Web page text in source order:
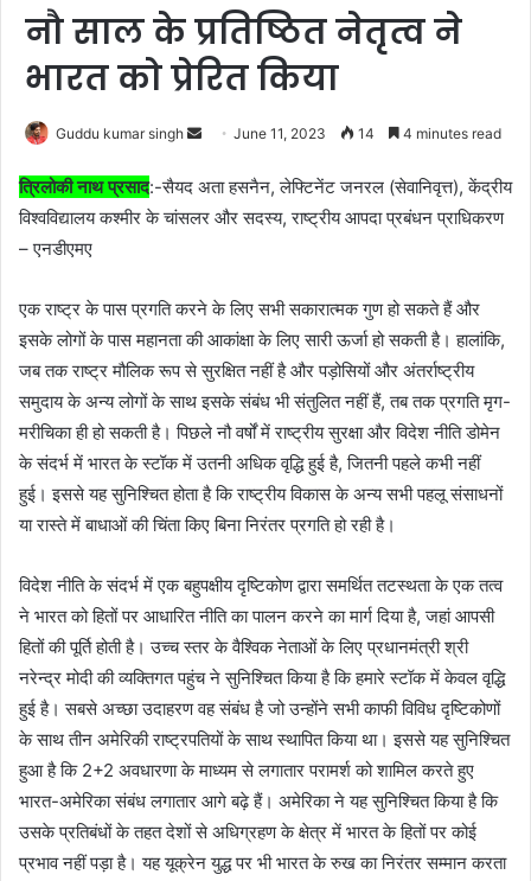
नौ साल के प्रतिष्ठित नेतृत्व ने
भारत को प्रेरित किया
Guddu kumar singh
Send
email
June 11, 2023 14 4 minutes read
त्रिलोकी नाथ प्रसाद:-सैयद अता हसनैन, लेफ्टिनेंट जनरल (सेवानिवृत्त), केंद्रीय
विश्वविद्यालय कश्मीर के चांसलर और सदस्य, राष्ट्रीय आपदा प्रबंधन प्राधिकरण
– एनडीएमए
एक राष्ट्र के पास प्रगति करने के लिए सभी सकारात्मक गुण हो सकते हैं और
इसके लोगों के पास महानता की आकांक्षा के लिए सारी ऊर्जा हो सकती है। हालांकि,
जब तक राष्ट्र मौलिक रूप से सुरक्षित नहीं है और पड़ोसियों और अंतर्राष्ट्रीय
समुदाय के अन्य लोगों के साथ इसके संबंध भी संतुलित नहीं हैं, तब तक प्रगति मृग-
मरीचिका ही हो सकती है। पिछले नौ वर्षों में राष्ट्रीय सुरक्षा और विदेश नीति डोमेन
के संदर्भ में भारत के स्टॉक में उतनी अधिक वृद्धि हुई है, जितनी पहले कभी नहीं
हुई। इससे यह सुनिश्चित होता है कि राष्ट्रीय विकास के अन्य सभी पहलू संसाधनों
या रास्ते में बाधाओं की चिंता किए बिना निरंतर प्रगति हो रही है।
विदेश नीति के संदर्भ में एक बहुपक्षीय दृष्टिकोण द्वारा समर्थित तटस्थता के एक तत्व
ने भारत को हितों पर आधारित नीति का पालन करने का मार्ग दिया है, जहां आपसी
हितों की पूर्ति होती है। उच्च स्तर के वैश्विक नेताओं के लिए प्रधानमंत्री श्री
नरेन्द्र मोदी की व्यक्तिगत पहुंच ने सुनिश्चित किया है कि हमारे स्टॉक में केवल वृद्धि
हुई है। सबसे अच्छा उदाहरण वह संबंध है जो उन्होंने सभी काफी विविध दृष्टिकोणों
के साथ तीन अमेरिकी राष्ट्रपतियों के साथ स्थापित किया था। इससे यह सुनिश्चित
हुआ है कि 2+2 अवधारणा के माध्यम से लगातार परामर्श को शामिल करते हुए
भारत-अमेरिका संबंध लगातार आगे बढ़े हैं। अमेरिका ने यह सुनिश्चित किया है कि
उसके प्रतिबंधों के तहत देशों से अधिग्रहण के क्षेत्र में भारत के हितों पर कोई
प्रभाव नहीं पड़ा है। यह यूक्रेन युद्ध पर भी भारत के रुख का निरंतर सम्मान करता